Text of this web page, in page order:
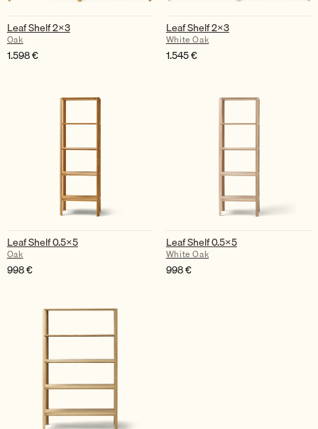
Leaf Shelf 2×3
Oak
1.598€
Leaf Shelf 2×3
White Oak
1.545€
Leaf Shelf 0.5×5
Oak
998€
Leaf Shelf 0.5×5
White Oak
998€